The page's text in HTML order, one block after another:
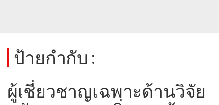
ป้ายกำกับ :
ผู้เชี่ยวชาญเฉพาะด้านวิจัย